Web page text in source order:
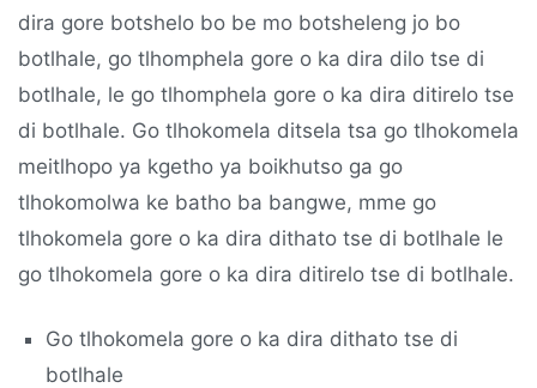
dira gore botshelo bo be mo botsheleng jo bo
botlhale, go tlhomphela gore o ka dira dilo tse di
botlhale, le go tlhomphela gore o ka dira ditirelo tse
di botlhale. Go tlhokomela ditsela tsa go tlhokomela
meitlhopo ya kgetho ya boikhutso ga go
tlhokomolwa ke batho ba bangwe, mme go
tlhokomela gore o ka dira dithato tse di botlhale le
go tlhokomela gore o ka dira ditirelo tse di botlhale.
Go tlhokomela gore o ka dira dithato tse di
botlhale